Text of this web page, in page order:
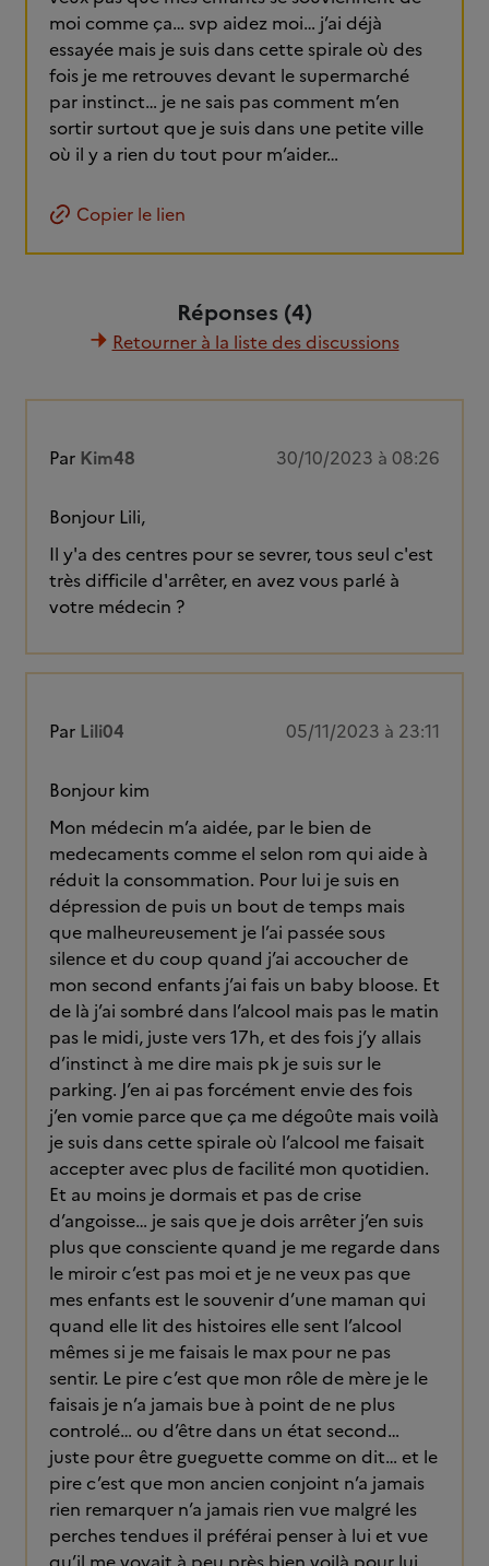
moi comme ça… svp aidez moi… j’ai déjà
essayée mais je suis dans cette spirale où des
fois je me retrouves devant le supermarché
par instinct… je ne sais pas comment m’en
sortir surtout que je suis dans une petite ville
où il y a rien du tout pour m’aider…
Copier le lien
Réponses (4)
Retourner à la liste des discussions
Par Kim48 30/10/2023 à 08:26
Bonjour Lili,
Il y'a des centres pour se sevrer, tous seul c'est
très difficile d'arrêter, en avez vous parlé à
votre médecin ?
Par Lili04 05/11/2023 à 23:11
Bonjour kim
Mon médecin m’a aidée, par le bien de
medecaments comme el selon rom qui aide à
réduit la consommation. Pour lui je suis en
dépression de puis un bout de temps mais
que malheureusement je l’ai passée sous
silence et du coup quand j’ai accoucher de
mon second enfants j’ai fais un baby bloose. Et
de là j’ai sombré dans l’alcool mais pas le matin
pas le midi, juste vers 17h, et des fois j’y allais
d’instinct à me dire mais pk je suis sur le
parking. J’en ai pas forcément envie des fois
j’en vomie parce que ça me dégoûte mais voilà
je suis dans cette spirale où l’alcool me faisait
accepter avec plus de facilité mon quotidien.
Et au moins je dormais et pas de crise
d’angoisse… je sais que je dois arrêter j’en suis
plus que consciente quand je me regarde dans
le miroir c’est pas moi et je ne veux pas que
mes enfants est le souvenir d’une maman qui
quand elle lit des histoires elle sent l’alcool
mêmes si je me faisais le max pour ne pas
sentir. Le pire c’est que mon rôle de mère je le
faisais je n’a jamais bue à point de ne plus
controlé… ou d’être dans un état second…
juste pour être gueguette comme on dit… et le
pire c’est que mon ancien conjoint n’a jamais
rien remarquer n’a jamais rien vue malgré les
perches tendues il préférai penser à lui et vue